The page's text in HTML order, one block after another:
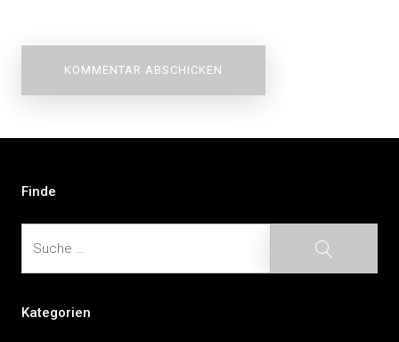
Finde
Suche
Kategorien